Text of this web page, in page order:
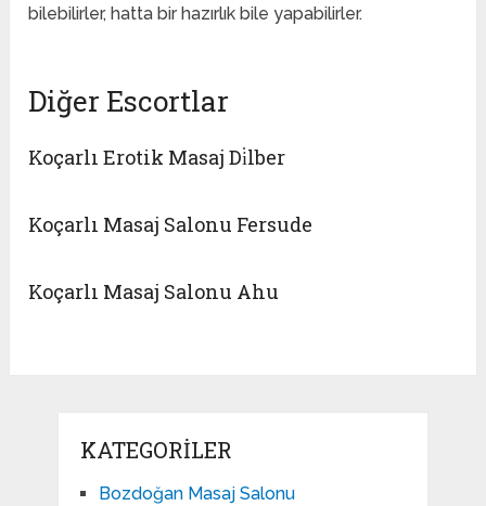
bilebilirler, hatta bir hazırlık bile yapabilirler.
Diğer Escortlar
Koçarlı Erotik Masaj Di̇lber
Koçarlı Masaj Salonu Fersude
Koçarlı Masaj Salonu Ahu
KATEGORILER
Bozdoğan Masaj Salonu